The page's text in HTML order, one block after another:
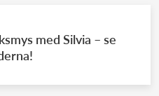
med Silvia – se